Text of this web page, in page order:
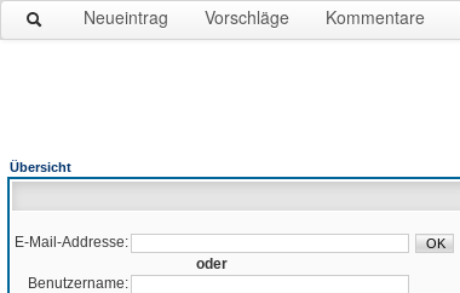
Neueintrag Vorschläge Kommentare
Übersicht
E-Mail-Addresse:
oder
Benutzername: